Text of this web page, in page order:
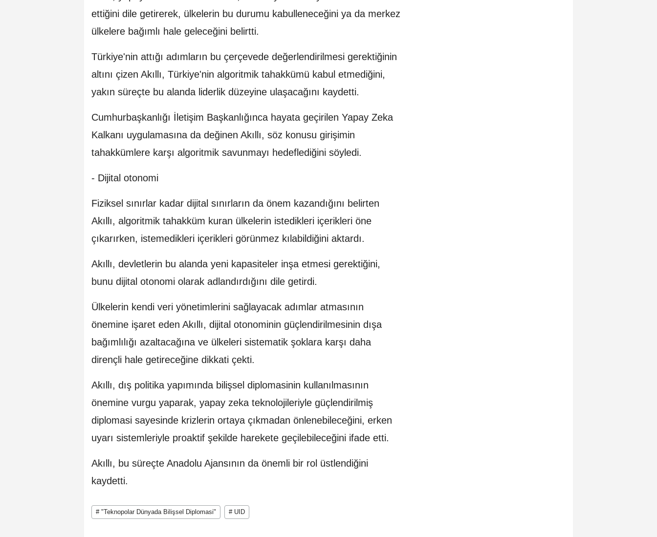
ettiğini dile getirerek, ülkelerin bu durumu kabulleneceğini ya da merkez
ülkelere bağımlı hale geleceğini belirtti.
Türkiye'nin attığı adımların bu çerçevede değerlendirilmesi gerektiğinin
altını çizen Akıllı, Türkiye'nin algoritmik tahakkümü kabul etmediğini,
yakın süreçte bu alanda liderlik düzeyine ulaşacağını kaydetti.
Cumhurbaşkanlığı İletişim Başkanlığınca hayata geçirilen Yapay Zeka
Kalkanı uygulamasına da değinen Akıllı, söz konusu girişimin
tahakkümlere karşı algoritmik savunmayı hedeflediğini söyledi.
- Dijital otonomi
Fiziksel sınırlar kadar dijital sınırların da önem kazandığını belirten
Akıllı, algoritmik tahakküm kuran ülkelerin istedikleri içerikleri öne
çıkarırken, istemedikleri içerikleri görünmez kılabildiğini aktardı.
Akıllı, devletlerin bu alanda yeni kapasiteler inşa etmesi gerektiğini,
bunu dijital otonomi olarak adlandırdığını dile getirdi.
Ülkelerin kendi veri yönetimlerini sağlayacak adımlar atmasının
önemine işaret eden Akıllı, dijital otonominin güçlendirilmesinin dışa
bağımlılığı azaltacağına ve ülkeleri sistematik şoklara karşı daha
dirençli hale getireceğine dikkati çekti.
Akıllı, dış politika yapımında bilişsel diplomasinin kullanılmasının
önemine vurgu yaparak, yapay zeka teknolojileriyle güçlendirilmiş
diplomasi sayesinde krizlerin ortaya çıkmadan önlenebileceğini, erken
uyarı sistemleriyle proaktif şekilde harekete geçilebileceğini ifade etti.
Akıllı, bu süreçte Anadolu Ajansının da önemli bir rol üstlendiğini
kaydetti.
# "Teknopolar Dünyada Bilişsel Diplomasi" # UID